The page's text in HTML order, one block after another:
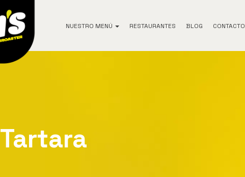
NUESTRO MENÚ RESTAURANTES BLOG CONTACTO
Tartara